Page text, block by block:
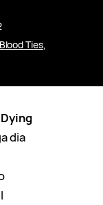
Ties
Dying
dia